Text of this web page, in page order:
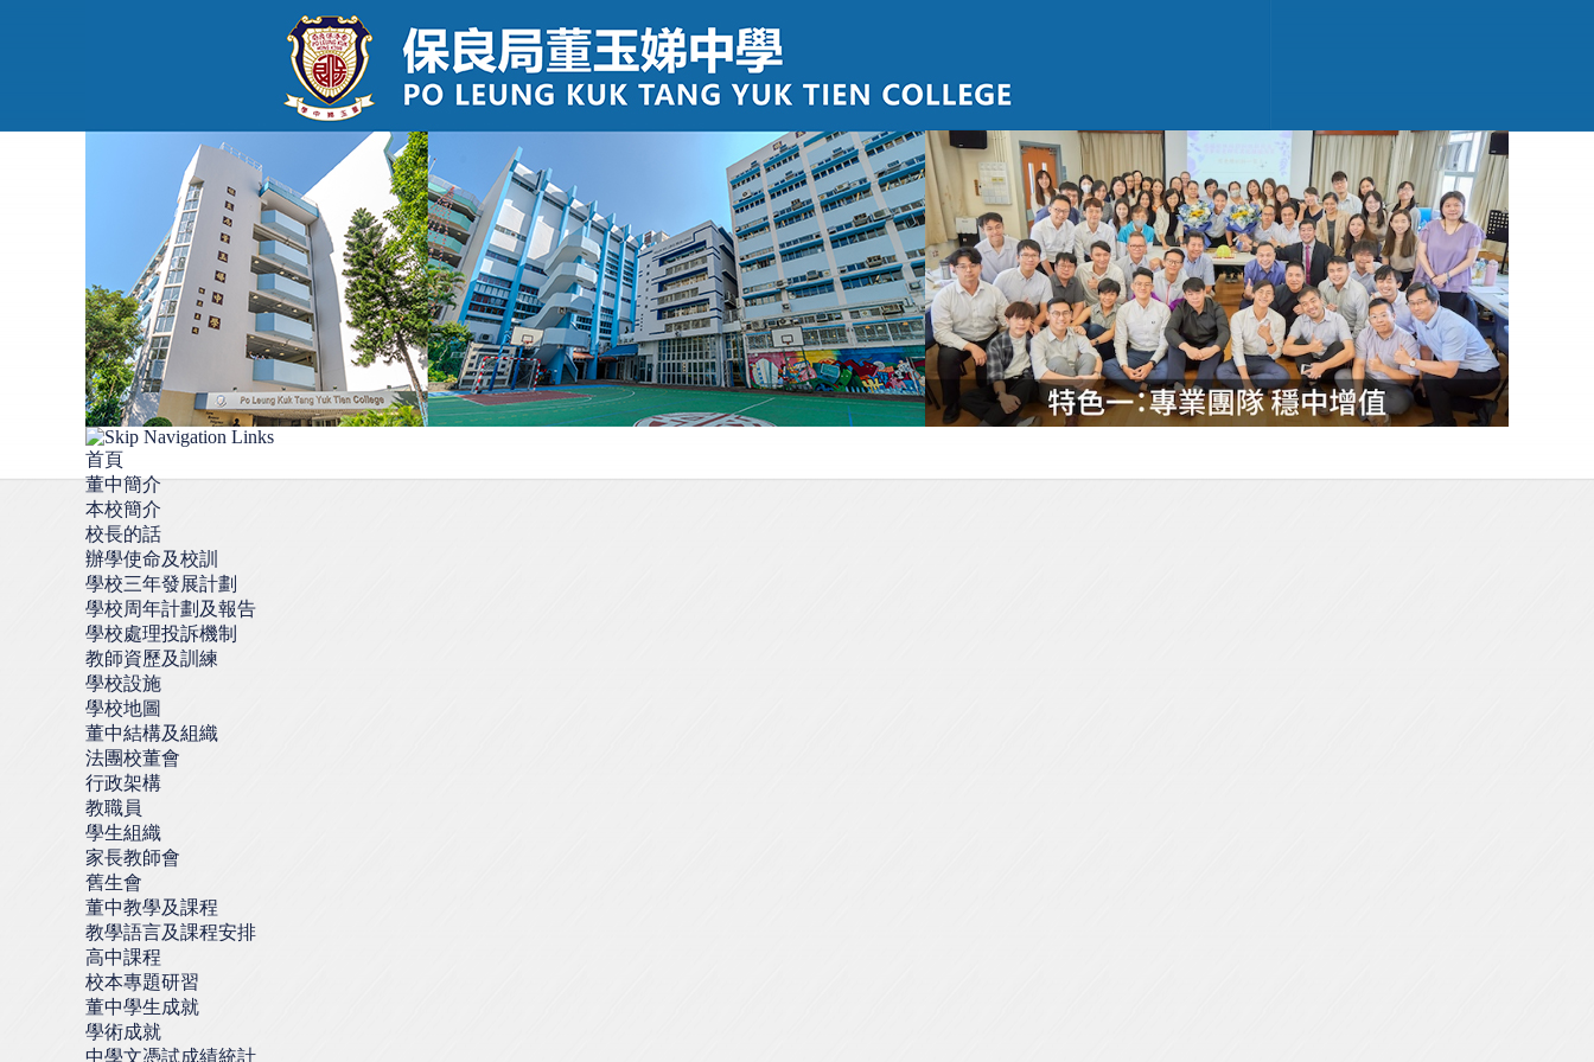
首頁
董中簡介
本校簡介
校長的話
辦學使命及校訓
學校三年發展計劃
學校周年計劃及報告
學校處理投訴機制
教師資歷及訓練
學校設施
學校地圖
董中結構及組織
法團校董會
行政架構
教職員
學生組織
家長教師會
舊生會
董中教學及課程
教學語言及課程安排
高中課程
校本專題研習
董中學生成就
學術成就
中學文憑試成績統計